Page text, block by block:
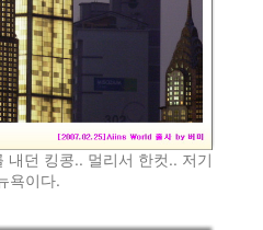
던 킹콩.. 멀리서 한컷.. 저기
욕이다.